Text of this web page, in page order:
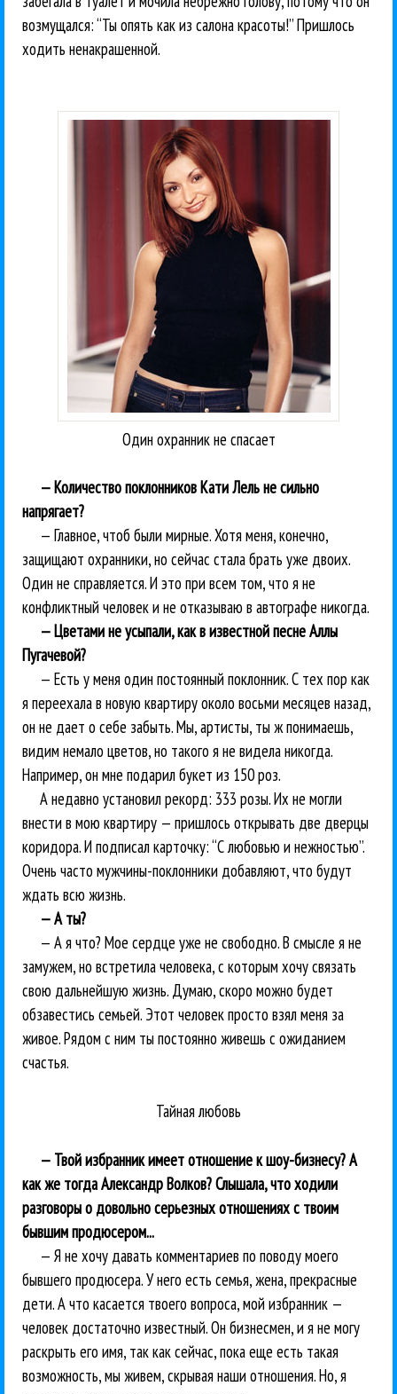
возмущался: “Ты опять как из салона красоты!” Пришлось
ходить ненакрашенной.
Один охранник не спасает
— Количество поклонников Кати Лель не сильно
напрягает?
— Главное, чтоб были мирные. Хотя меня, конечно,
защищают охранники, но сейчас стала брать уже двоих.
Один не справляется. И это при всем том, что я не
конфликтный человек и не отказываю в автографе никогда.
— Цветами не усыпали, как в известной песне Аллы
Пугачевой?
— Есть у меня один постоянный поклонник. С тех пор как
я переехала в новую квартиру около восьми месяцев назад,
он не дает о себе забыть. Мы, артисты, ты ж понимаешь,
видим немало цветов, но такого я не видела никогда.
Например, он мне подарил букет из 150 роз.
А недавно установил рекорд: 333 розы. Их не могли
внести в мою квартиру — пришлось открывать две дверцы
коридора. И подписал карточку: “С любовью и нежностью”.
Очень часто мужчины-поклонники добавляют, что будут
ждать всю жизнь.
— А ты?
— А я что? Мое сердце уже не свободно. В смысле я не
замужем, но встретила человека, с которым хочу связать
свою дальнейшую жизнь. Думаю, скоро можно будет
обзавестись семьей. Этот человек просто взял меня за
живое. Рядом с ним ты постоянно живешь с ожиданием
счастья.
Тайная любовь
— Твой избранник имеет отношение к шоу-бизнесу? А
как же тогда Александр Волков? Слышала, что ходили
разговоры о довольно серьезных отношениях с твоим
бывшим продюсером...
— Я не хочу давать комментариев по поводу моего
бывшего продюсера. У него есть семья, жена, прекрасные
дети. А что касается твоего вопроса, мой избранник —
человек достаточно известный. Он бизнесмен, и я не могу
раскрыть его имя, так как сейчас, пока еще есть такая
возможность, мы живем, скрывая наши отношения. Но, я